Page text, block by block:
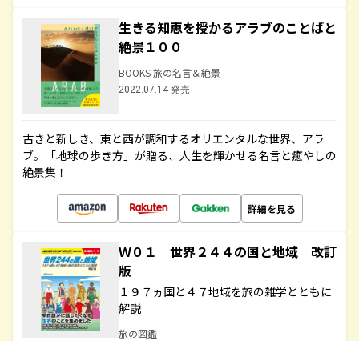
生きる知恵を授かるアラブのことばと
絶景１００
BOOKS 旅の名言＆絶景
2022.07.14 発売
古きと新しき、東と西が調和するオリエンタルな世界、アラ
ブ。「地球の歩き方」が贈る、人生を輝かせる名言と癒やしの
絶景集！
詳細を見る
Ｗ０１ 世界２４４の国と地域 改訂
版
１９７ヵ国と４７地域を旅の雑学とともに
解説
旅の図鑑